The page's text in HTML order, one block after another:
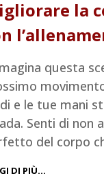
la
questa
e le tue mani
Senti di non
del corpo
DI PIÙ…